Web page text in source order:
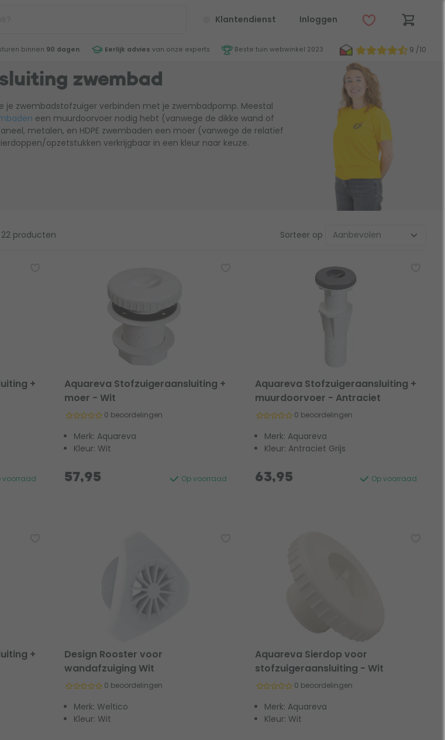
Klantendienst Inloggen
binnen 90 dagen Eerlijk advies van onze experts Beste tuin webwinkel 2023 9 /10
zwembad
je zwembadstofzuiger verbinden met je zwembadpomp. Meestal
een muurdoorvoer nodig hebt (vanwege de dikke wand of
metalen, en HDPE zwembaden een moer (vanwege de relatief
opzetstukken verkrijgbaar in een kleur naar keuze.
producten Sorteer op
+
voorraad
Aquareva Stofzuigeraansluiting +
moer - Wit
0 beoordelingen
Merk: Aquareva
Kleur: Wit
Op voorraad
57,95
Aquareva Stofzuigeraansluiting +
muurdoorvoer - Antraciet
0 beoordelingen
Merk: Aquareva
Kleur: Antraciet Grijs
Op voorraad
63,95
+
Design Rooster voor
wandafzuiging Wit
0 beoordelingen
Merk: Weltico
Kleur: Wit
Aquareva Sierdop voor
stofzuigeraansluiting - Wit
0 beoordelingen
Merk: Aquareva
Kleur: Wit